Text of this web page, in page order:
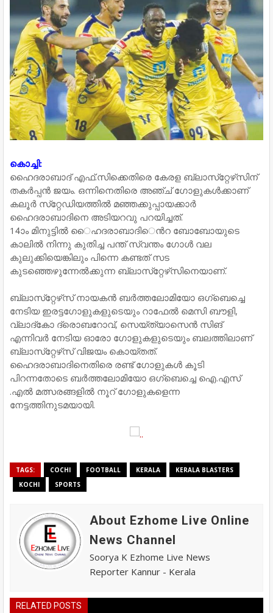
കൊച്ചി:
ഹൈദരാബാദ്​ എഫ്​.സിക്കെതിരെ കേരള ബ്ലാസ്​റ്റേഴ്​സിന്​
തകര്‍പ്പന്‍ ജയം. ഒന്നിനെതിരെ അഞ്ച്​ ഗോളുകള്‍ക്കാണ്​
കലൂര്‍ സ്​റ്റേഡിയത്തില്‍ മഞ്ഞക്കുപ്പായക്കാര്‍
ഹൈദരാബാദിനെ അടിയറവു പറയിച്ചത്​.
14ാം മിനു​ട്ടില്‍ ​ൈഹദരാബാദി​​െന്‍റ ബോബോയുടെ
കാലില്‍ നിന്നു കുതിച്ച പന്ത്​ സ്വന്തം ഗോള്‍ വല
കുലുക്കിയെങ്കിലും പിന്നെ കണ്ടത്​ സട
കുടഞ്ഞെഴുന്നേല്‍ക്കുന്ന ബ്ലാസ്​റ്റേഴ്​സിനെയാണ്​.
ബ്ലാസ്​റ്റേഴ്​സ്​ നായകന്‍ ബര്‍ത്തലോമിയോ ഒഗ്​ബെച്ചെ
നേടിയ ഇരട്ടഗോളുകളുടെയും റാഫേല്‍ മെസി ബൗളി,
വ്ലാദ്​കോ ദ്രൊബറോവ്​, സെയ്​ത്യാസെന്‍ സിങ്​
എന്നിവര്‍ നേടിയ ഓരോ ഗോളുകളുടെയും ബലത്തിലാണ്​
ബ്ലാസ്​റ്റേഴ്​സ്​ വിജയം കൊയ്​തത്​.
ഹൈദരാബാദിനെതിരെ രണ്ട്​ ഗോളുകള്‍ കൂടി
പിറന്നതോടെ ബര്‍ത്തലോമിയോ ഒഗ്​ബെച്ചെ ഐ.എസ്​
.എല്‍ മത്സരങ്ങളില്‍ നൂറ്​ ഗോളുകളെന്ന
നേട്ടത്തിനുടമയായി.
TAGS: COCHI FOOTBALL KERALA
KERALA BLASTERS
KOCHI
SPORTS
About Ezhome Live Online
News Channel
Soorya K Ezhome Live News
Reporter Kannur - Kerala
RELATED POSTS